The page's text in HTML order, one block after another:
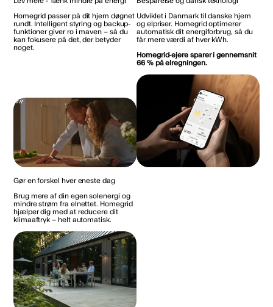
Homegrid passer på dit hjem døgnet
rundt. Intelligent styring og backup-
funktioner giver ro i maven – så du
kan fokusere på det, der betyder
noget.
Udviklet i Danmark til danske hjem
og elpriser. Homegrid optimerer
automatisk dit energiforbrug, så du
får mere værdi af hver kWh.
Homegrid-ejere sparer i gennemsnit
66 % på elregningen.
Gør en forskel hver eneste dag
Brug mere af din egen solenergi og
mindre strøm fra elnettet. Homegrid
hjælper dig med at reducere dit
klimaaftryk – helt automatisk.